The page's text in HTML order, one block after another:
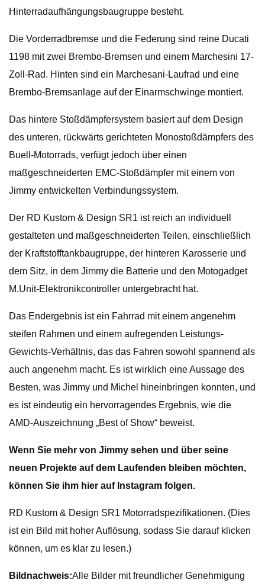
Hinterradaufhängungsbaugruppe besteht.
Die Vorderradbremse und die Federung sind reine Ducati
1198 mit zwei Brembo-Bremsen und einem Marchesini 17-
Zoll-Rad. Hinten sind ein Marchesani-Laufrad und eine
Brembo-Bremsanlage auf der Einarmschwinge montiert.
Das hintere Stoßdämpfersystem basiert auf dem Design
des unteren, rückwärts gerichteten Monostoßdämpfers des
Buell-Motorrads, verfügt jedoch über einen
maßgeschneiderten EMC-Stoßdämpfer mit einem von
Jimmy entwickelten Verbindungssystem.
Der RD Kustom & Design SR1 ist reich an individuell
gestalteten und maßgeschneiderten Teilen, einschließlich
der Kraftstofftankbaugruppe, der hinteren Karosserie und
dem Sitz, in dem Jimmy die Batterie und den Motogadget
M.Unit-Elektronikcontroller untergebracht hat.
Das Endergebnis ist ein Fahrrad mit einem angenehm
steifen Rahmen und einem aufregenden Leistungs-
Gewichts-Verhältnis, das das Fahren sowohl spannend als
auch angenehm macht. Es ist wirklich eine Aussage des
Besten, was Jimmy und Michel hineinbringen konnten, und
es ist eindeutig ein hervorragendes Ergebnis, wie die
AMD-Auszeichnung „Best of Show“ beweist.
Wenn Sie mehr von Jimmy sehen und über seine
neuen Projekte auf dem Laufenden bleiben möchten,
können Sie ihm hier auf Instagram folgen.
RD Kustom & Design SR1 Motorradspezifikationen. (Dies
ist ein Bild mit hoher Auflösung, sodass Sie darauf klicken
können, um es klar zu lesen.)
Bildnachweis:Alle Bilder mit freundlicher Genehmigung